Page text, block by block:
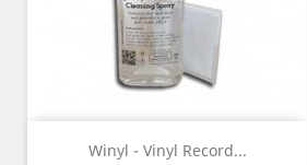
Winyl - Vinyl Record...